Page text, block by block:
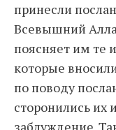
принесли
Всевышний
поясняет им те
которые
по поводу
сторонились их
заблуждение.